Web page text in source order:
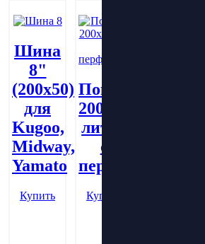
Шина
8"
(200х50)
для
Kugoo,
Midway,
Yamato
Купить
Покрышка
200х50
литая
с
перфорацией
Купить